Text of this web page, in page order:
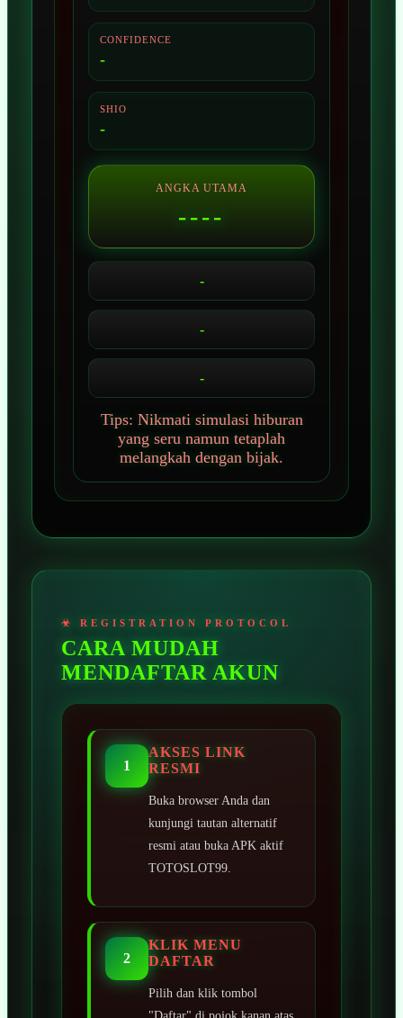
CONFIDENCE
-
SHIO
-
ANGKA UTAMA
----
-
-
-
Tips: Nikmati simulasi hiburan
yang seru namun tetaplah
melangkah dengan bijak.
CARA MUDAH
MENDAFTAR AKUN
1
AKSES LINK
RESMI
Buka browser Anda dan
kunjungi tautan alternatif
resmi atau buka APK aktif
TOTOSLOT99.
2
KLIK MENU
DAFTAR
Pilih dan klik tombol